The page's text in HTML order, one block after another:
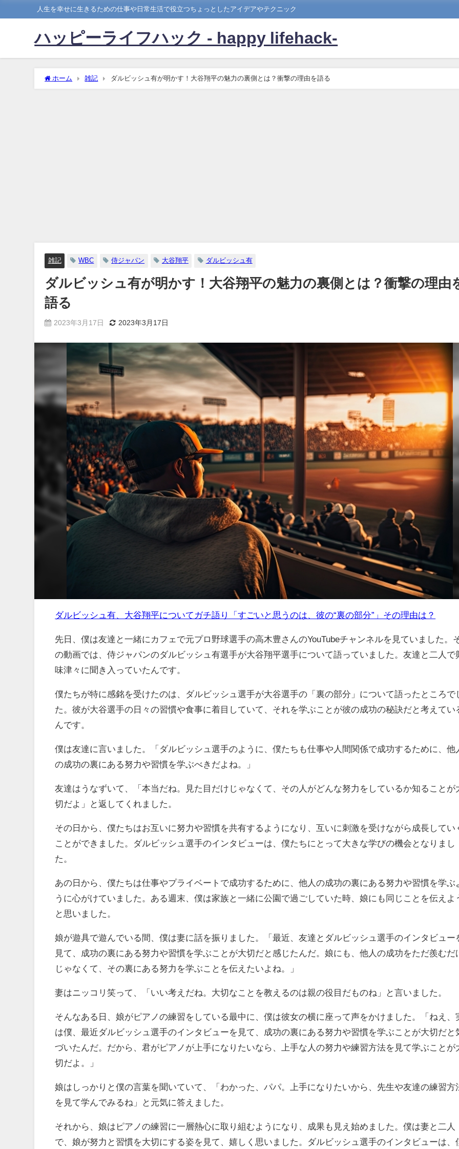
人生を幸せに生きるための仕事や日常生活で役立つちょっとしたアイデアやテクニック
ハッピーライフハック - happy lifehack-
ホーム 雑記 ダルビッシュ有が明かす！大谷翔平の魅力の裏側とは？衝撃の理由を語る
雑記 WBC 侍ジャパン 大谷翔平 ダルビッシュ有
ダルビッシュ有が明かす！大谷翔平の魅力の裏側とは？衝撃の理由
語る
2023年3月17日 2023年3月17日
ダルビッシュ有、大谷翔平についてガチ語り「すごいと思うのは、彼の“裏の部分”」その理由は？
先日、僕は友達と一緒にカフェで元プロ野球選手の高木豊さんのYouTubeチャンネルを見ていました。
の動画では、侍ジャパンのダルビッシュ有選手が大谷翔平選手について語っていました。友達と二人で
味津々に聞き入っていたんです。
僕たちが特に感銘を受けたのは、ダルビッシュ選手が大谷選手の「裏の部分」について語ったところで
た。彼が大谷選手の日々の習慣や食事に着目していて、それを学ぶことが彼の成功の秘訣だと考えてい
んです。
僕は友達に言いました。「ダルビッシュ選手のように、僕たちも仕事や人間関係で成功するために、他
の成功の裏にある努力や習慣を学ぶべきだよね。」
友達はうなずいて、「本当だね。見た目だけじゃなくて、その人がどんな努力をしているか知ることが
切だよ」と返してくれました。
その日から、僕たちはお互いに努力や習慣を共有するようになり、互いに刺激を受けながら成長してい
ことができました。ダルビッシュ選手のインタビューは、僕たちにとって大きな学びの機会となりまし
た。
あの日から、僕たちは仕事やプライベートで成功するために、他人の成功の裏にある努力や習慣を学ぶ
うに心がけていました。ある週末、僕は家族と一緒に公園で過ごしていた時、娘にも同じことを伝えよ
と思いました。
娘が遊具で遊んでいる間、僕は妻に話を振りました。「最近、友達とダルビッシュ選手のインタビュー
見て、成功の裏にある努力や習慣を学ぶことが大切だと感じたんだ。娘にも、他人の成功をただ羨むだ
じゃなくて、その裏にある努力を学ぶことを伝えたいよね。」
妻はニッコリ笑って、「いい考えだね。大切なことを教えるのは親の役目だものね」と言いました。
そんなある日、娘がピアノの練習をしている最中に、僕は彼女の横に座って声をかけました。「ねえ、
は僕、最近ダルビッシュ選手のインタビューを見て、成功の裏にある努力や習慣を学ぶことが大切だと
づいたんだ。だから、君がピアノが上手になりたいなら、上手な人の努力や練習方法を見て学ぶことが
切だよ。」
娘はしっかりと僕の言葉を聞いていて、「わかった、パパ。上手になりたいから、先生や友達の練習方
を見て学んでみるね」と元気に答えました。
それから、娘はピアノの練習に一層熱心に取り組むようになり、成果も見え始めました。僕は妻と二人
で、娘が努力と習慣を大切にする姿を見て、嬉しく思いました。ダルビッシュ選手のインタビューは、